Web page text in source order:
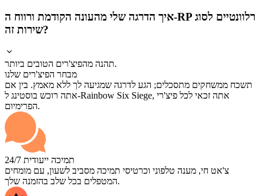
איך הדרגה שלי מהעונה הקודמת ורווח ה-RP רלוונטיים לסוג
שירות זה?
תהנה מהפיצ'רים הטובים ביותר.
מבחר הפיצ'רים שלנו
תשכח ממשחקים מתסכלים; הגע לדרגה שמגיעה לך ללא מאמץ. בין אם
אתה רוכש בוסטינג ל-Rainbow Six Siege, אתה זכאי לכל פיצ'רי
הפרימיום.
תמיכה ייעודית 24/7
צ'אט חי, מענה טלפוני וכרטיסי תמיכה מסביב לשעון, עם מומחים
המטפלים בכל שלב בהזמנה שלך.